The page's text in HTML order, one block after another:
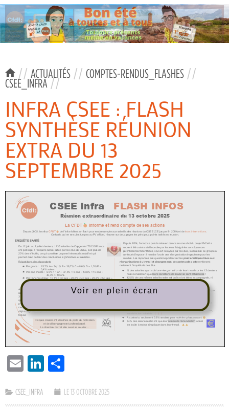
// ACTUALITÉS // COMPTES-RENDUS_FLASHES //
CSEE_INFRA //
INFRA CSEE : FLASH
SYNTHÈSE RÉUNION
EXTRA DU 13
SEPTEMBRE 2025
Voir en plein écran
EMAIL LINKEDIN
CSEE_INFRA LE 13 OCTOBRE 2025